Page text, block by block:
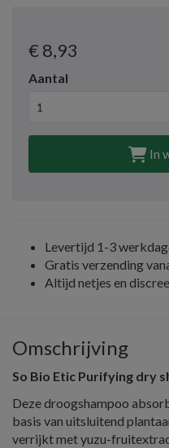
€ 8,93
Aantal
In
Levertijd 1-3
Gratis verzending
Altijd netjes en
Omschrijving
So Bio Etic Purifying dry
Deze droogshampoo
basis van uitsluitend
verrijkt met yuzu-